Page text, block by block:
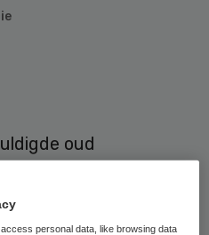
oud
neergelegd van
het CDA in
personal data, like browsing data